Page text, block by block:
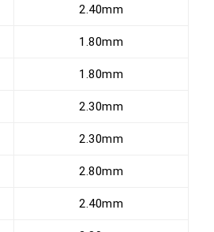
2.40mm
1.80mm
1.80mm
2.30mm
2.30mm
2.80mm
2.40mm